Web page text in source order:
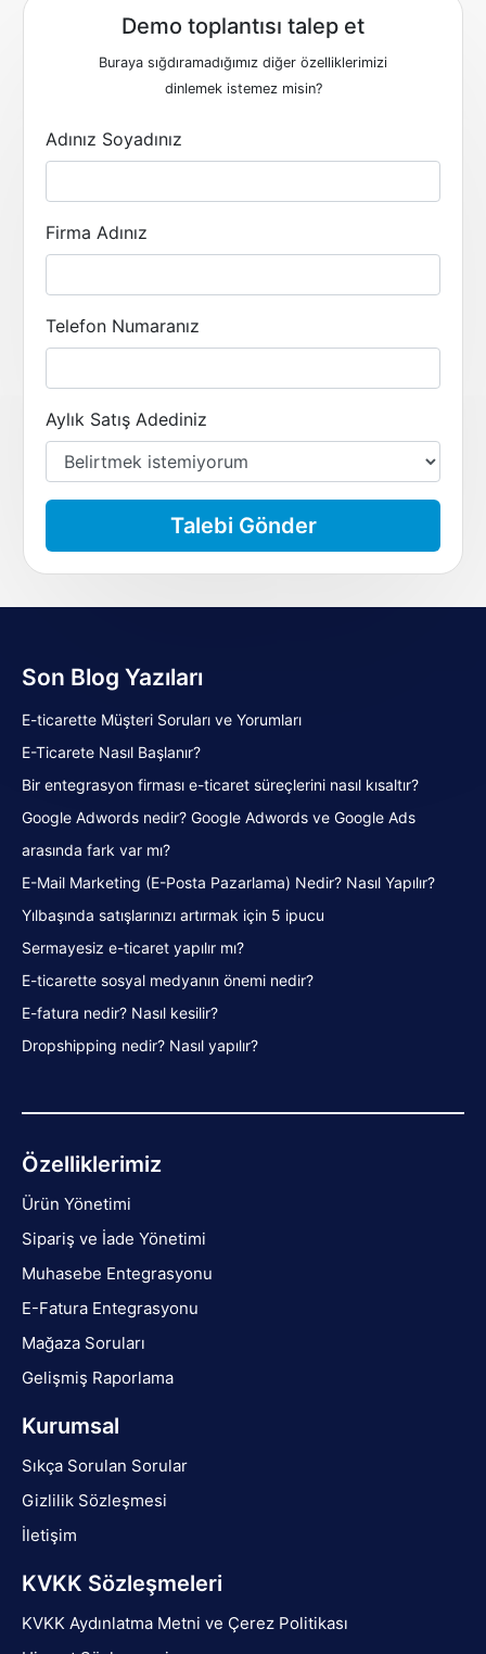
Demo toplantısı talep et
Buraya sığdıramadığımız diğer özelliklerimizi
dinlemek istemez misin?
Adınız Soyadınız
Firma Adınız
Telefon Numaranız
Aylık Satış Adediniz
Talebi Gönder
Son Blog Yazıları
E-ticarette Müşteri Soruları ve Yorumları
E-Ticarete Nasıl Başlanır?
Bir entegrasyon firması e-ticaret süreçlerini nasıl kısaltır?
Google Adwords nedir? Google Adwords ve Google Ads
arasında fark var mı?
E-Mail Marketing (E-Posta Pazarlama) Nedir? Nasıl Yapılır?
Yılbaşında satışlarınızı artırmak için 5 ipucu
Sermayesiz e-ticaret yapılır mı?
E-ticarette sosyal medyanın önemi nedir?
E-fatura nedir? Nasıl kesilir?
Dropshipping nedir? Nasıl yapılır?
Özelliklerimiz
Ürün Yönetimi
Sipariş ve İade Yönetimi
Muhasebe Entegrasyonu
E-Fatura Entegrasyonu
Mağaza Soruları
Gelişmiş Raporlama
Kurumsal
Sıkça Sorulan Sorular
Gizlilik Sözleşmesi
İletişim
KVKK Sözleşmeleri
KVKK Aydınlatma Metni ve Çerez Politikası